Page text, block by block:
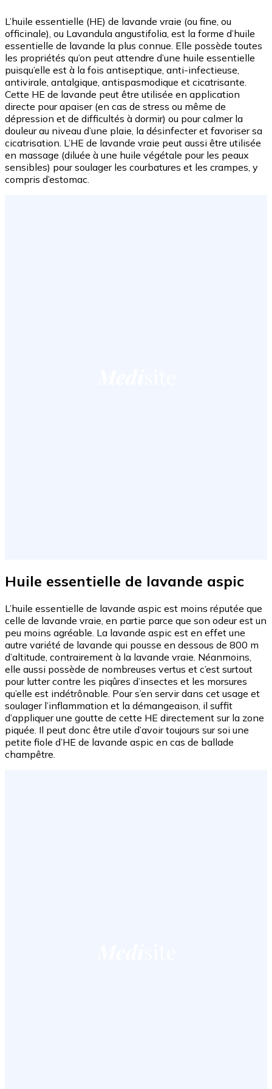
L’huile essentielle (HE) de lavande vraie (ou fine, ou
officinale), ou Lavandula angustifolia, est la forme d’huile
essentielle de lavande la plus connue. Elle possède toutes
les propriétés qu’on peut attendre d’une huile essentielle
puisqu’elle est à la fois antiseptique, anti-infectieuse,
antivirale, antalgique, antispasmodique et cicatrisante.
Cette HE de lavande peut être utilisée en application
directe pour apaiser (en cas de stress ou même de
dépression et de difficultés à dormir) ou pour calmer la
douleur au niveau d’une plaie, la désinfecter et favoriser sa
cicatrisation. L’HE de lavande vraie peut aussi être utilisée
en massage (diluée à une huile végétale pour les peaux
sensibles) pour soulager les courbatures et les crampes, y
compris d’estomac.
Huile essentielle de lavande aspic
L’huile essentielle de lavande aspic est moins réputée que
celle de lavande vraie, en partie parce que son odeur est un
peu moins agréable. La lavande aspic est en effet une
autre variété de lavande qui pousse en dessous de 800 m
d’altitude, contrairement à la lavande vraie. Néanmoins,
elle aussi possède de nombreuses vertus et c’est surtout
pour lutter contre les piqûres d’insectes et les morsures
qu’elle est indétrônable. Pour s’en servir dans cet usage et
soulager l’inflammation et la démangeaison, il suffit
d’appliquer une goutte de cette HE directement sur la zone
piquée. Il peut donc être utile d’avoir toujours sur soi une
petite fiole d’HE de lavande aspic en cas de ballade
champêtre.